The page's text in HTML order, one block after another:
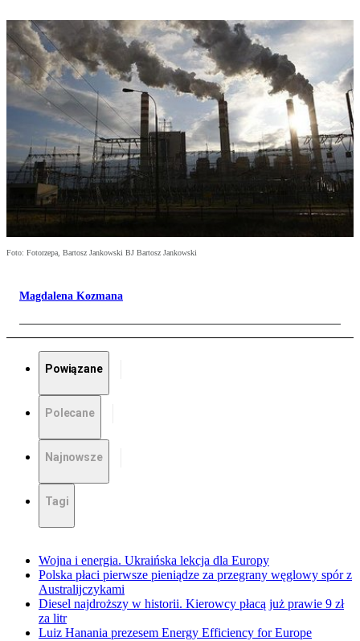
Foto: Fotorzepa, Bartosz Jankowski BJ Bartosz Jankowski
Magdalena Kozmana
Powiązane
Polecane
Najnowsze
Tagi
Wojna i energia. Ukraińska lekcja dla Europy
Polska płaci pierwsze pieniądze za przegrany węglowy spór z
Australijczykami
Diesel najdroższy w historii. Kierowcy płacą już prawie 9 zł
za litr
Luiz Hanania prezesem Energy Efficiency for Europe